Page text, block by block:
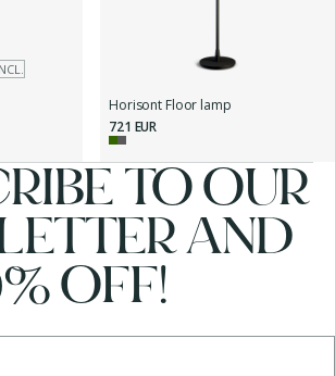
Horisont Floor lamp
721 EUR
TO OUR
AND
OFF!